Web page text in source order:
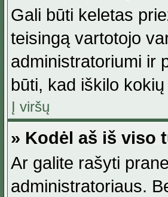
Gali būti keletas
teisingą vartotojo
administratoriumi ir
būti, kad iškilo
Į viršų
» Kodėl aš iš viso
Ar galite rašyti
administratoriaus.